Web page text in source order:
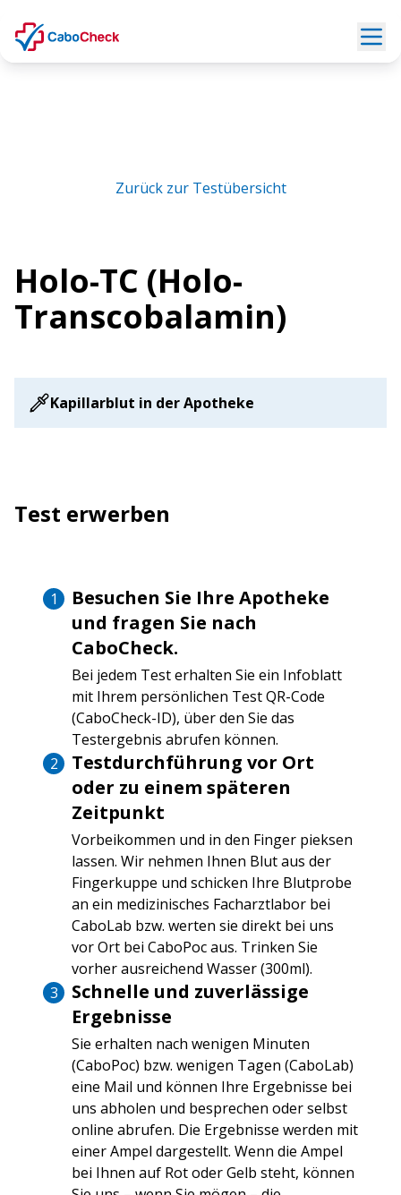
Zurück zur Testübersicht
Holo-TC (Holo-
Transcobalamin)
Kapillarblut in der Apotheke
Test erwerben
Besuchen Sie Ihre Apotheke
und fragen Sie nach
CaboCheck.
Bei jedem Test erhalten Sie ein Infoblatt
mit Ihrem persönlichen Test QR-Code
(CaboCheck-ID), über den Sie das
Testergebnis abrufen können.
Testdurchführung vor Ort
oder zu einem späteren
Zeitpunkt
Vorbeikommen und in den Finger pieksen
lassen. Wir nehmen Ihnen Blut aus der
Fingerkuppe und schicken Ihre Blutprobe
an ein medizinisches Facharztlabor bei
CaboLab bzw. werten sie direkt bei uns
vor Ort bei CaboPoc aus. Trinken Sie
vorher ausreichend Wasser (300ml).
Schnelle und zuverlässige
Ergebnisse
Sie erhalten nach wenigen Minuten
(CaboPoc) bzw. wenigen Tagen (CaboLab)
eine Mail und können Ihre Ergebnisse bei
uns abholen und besprechen oder selbst
online abrufen. Die Ergebnisse werden mit
einer Ampel dargestellt. Wenn die Ampel
bei Ihnen auf Rot oder Gelb steht, können